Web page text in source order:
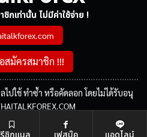
กเท่านั้น ไม่มีค่าใช้จ่าย !
สมัครสมาชิก !!!
ปใช้ ทำซ้ำ หรือคัดลอก โดยไม่ได้รับอนุ